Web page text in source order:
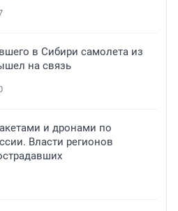
в Сибири самолета из
на связь
и дронами по
Власти регионов